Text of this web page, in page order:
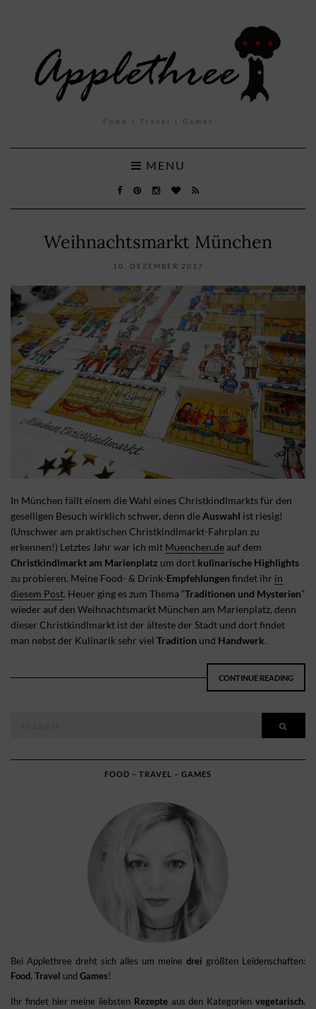
Food | Travel | Games
MENU
Weihnachtsmarkt München
10. DEZEMBER 2017
In München fällt einem die Wahl eines Christkindlmarkts für den
geselligen Besuch wirklich schwer, denn dieAuswahl ist riesig!
(Unschwer am praktischen Christkindlmarkt-Fahrplan zu
erkennen!) Letztes Jahr war ich mit Muenchen.de auf dem
Christkindlmarkt am Marienplatz um dort kulinarische Highlights
zu probieren. Meine Food- & Drink-Empfehlungen findet ihr in
diesem Post. Heuer ging es zum Thema “Traditionen und Mysterien”
wieder auf den Weihnachtsmarkt München am Marienplatz, denn
dieser Christkindlmarkt ist der älteste der Stadt und dort findet
man nebst der Kulinarik sehr viel Tradition und Handwerk.
CONTINUE READING
FOOD – TRAVEL – GAMES
Bei Applethree dreht sich alles um meine drei größten Leidenschaften:
Food, Travel und Games!
Ihr findet hier meine liebsten Rezepteaus den Kategorienvegetarisch,